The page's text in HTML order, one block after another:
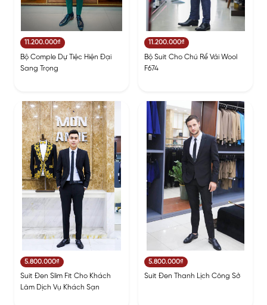
11.200.000₫
Bộ Comple Dự Tiệc Hiện Đại
Sang Trọng
11.200.000₫
Bộ Suit Cho Chú Rể Vải Wool
F674
5.800.000₫
Suit Đen Slim Fit Cho Khách
Làm Dịch Vụ Khách Sạn
5.800.000₫
Suit Đen Thanh Lịch Công Sở